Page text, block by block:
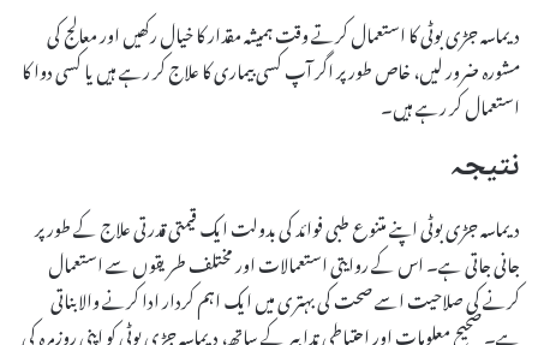
دیماسہ جڑی بوٹی کا استعمال کرتے وقت ہمیشہ مقدار کا خیال رکھیں اور معالج کی
مشورہ ضرور لیں، خاص طور پر اگر آپ کسی بیماری کا علاج کر رہے ہیں یا کسی دوا کا
استعمال کر رہے ہیں۔
نتیجہ
دیماسہ جڑی بوٹی اپنے متنوع طبی فوائد کی بدولت ایک قیمتی قدرتی علاج کے طور پر
جانی جاتی ہے۔ اس کے روایتی استعمالات اور مختلف طریقوں سے استعمال
کرنے کی صلاحیت اسے صحت کی بہتری میں ایک اہم کردار ادا کرنے والا بناتی
ہے۔ صحیح معلومات اور احتیاطی تدابیر کے ساتھ، دیماسہ جڑی بوٹی کو اپنی روزمرہ کی